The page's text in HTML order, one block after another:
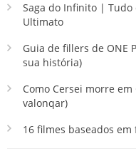
Saga do Infinito | Tudo
Ultimato
Guia de fillers de ONE
sua história)
Como Cersei morre
valonqar)
16 filmes baseados